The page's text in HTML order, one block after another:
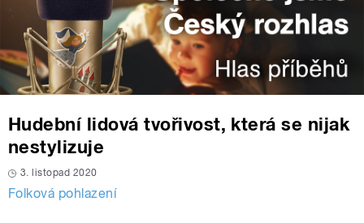
Hudební lidová tvořivost, která se nijak
nestylizuje
3. listopad 2020
Folková pohlazení